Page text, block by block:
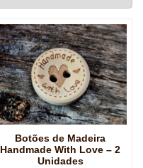
Botões de Madeira
Handmade With Love – 2
Unidades